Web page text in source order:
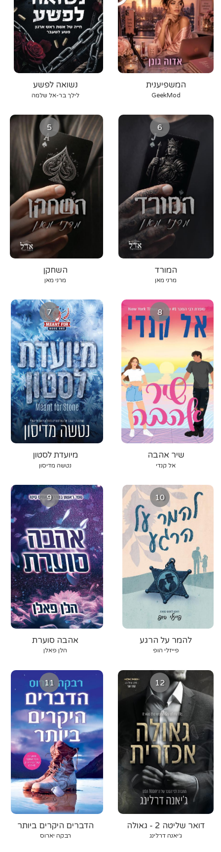
נשואה לפשע
לילך בר-אל שלמה
המשפיענית
GeekMod
5
השחקן
מרני מאן
6
המורד
מרני מאן
7
מיועדת לסטון
נטשה מדיסון
8
שיר אהבה
אל קנדי
9
אהבה סוערת
הלן פאלן
10
להמר על הרגע
פייזלי הופ
11
הדברים היקרים ביותר
רבקה יארוס
12
דואר שליטה 2 - גאולה
אכזרית
ג׳יאנה דרלינג